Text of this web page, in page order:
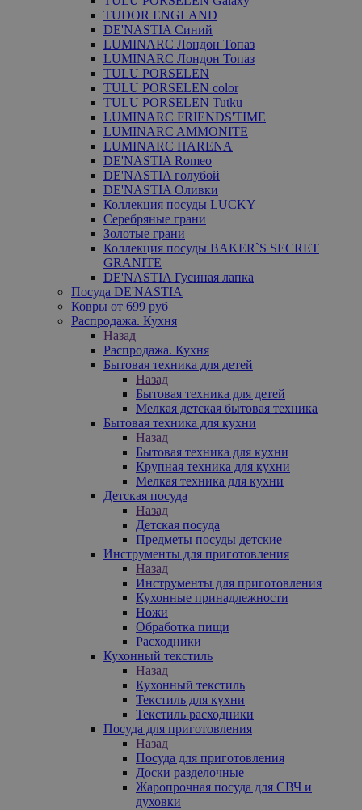
TUDOR ENGLAND
DE'NASTIA Синий
LUMINARC Лондон Топаз
LUMINARC Лондон Топаз
TULU PORSELEN
TULU PORSELEN color
TULU PORSELEN Tutku
LUMINARC FRIENDS'TIME
LUMINARC AMMONITE
LUMINARC HARENA
DE'NASTIA Romeo
DE'NASTIA голубой
DE'NASTIA Оливки
Коллекция посуды LUCKY
Серебряные грани
Золотые грани
Коллекция посуды BAKER`S SECRET
GRANITE
DE'NASTIA Гусиная лапка
Посуда DE'NASTIA
Ковры от 699 руб
Распродажа. Кухня
Назад
Распродажа. Кухня
Бытовая техника для детей
Назад
Бытовая техника для детей
Мелкая детская бытовая техника
Бытовая техника для кухни
Назад
Бытовая техника для кухни
Крупная техника для кухни
Мелкая техника для кухни
Детская посуда
Назад
Детская посуда
Предметы посуды детские
Инструменты для приготовления
Назад
Инструменты для приготовления
Кухонные принадлежности
Ножи
Обработка пищи
Расходники
Кухонный текстиль
Назад
Кухонный текстиль
Текстиль для кухни
Текстиль расходники
Посуда для приготовления
Назад
Посуда для приготовления
Доски разделочные
Жаропрочная посуда для СВЧ и
духовки